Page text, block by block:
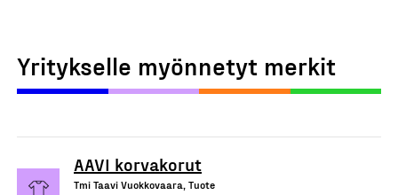
Yritykselle myönnetyt merkit
AAVI korvakorut
Tmi Taavi Vuokkovaara, Tuote